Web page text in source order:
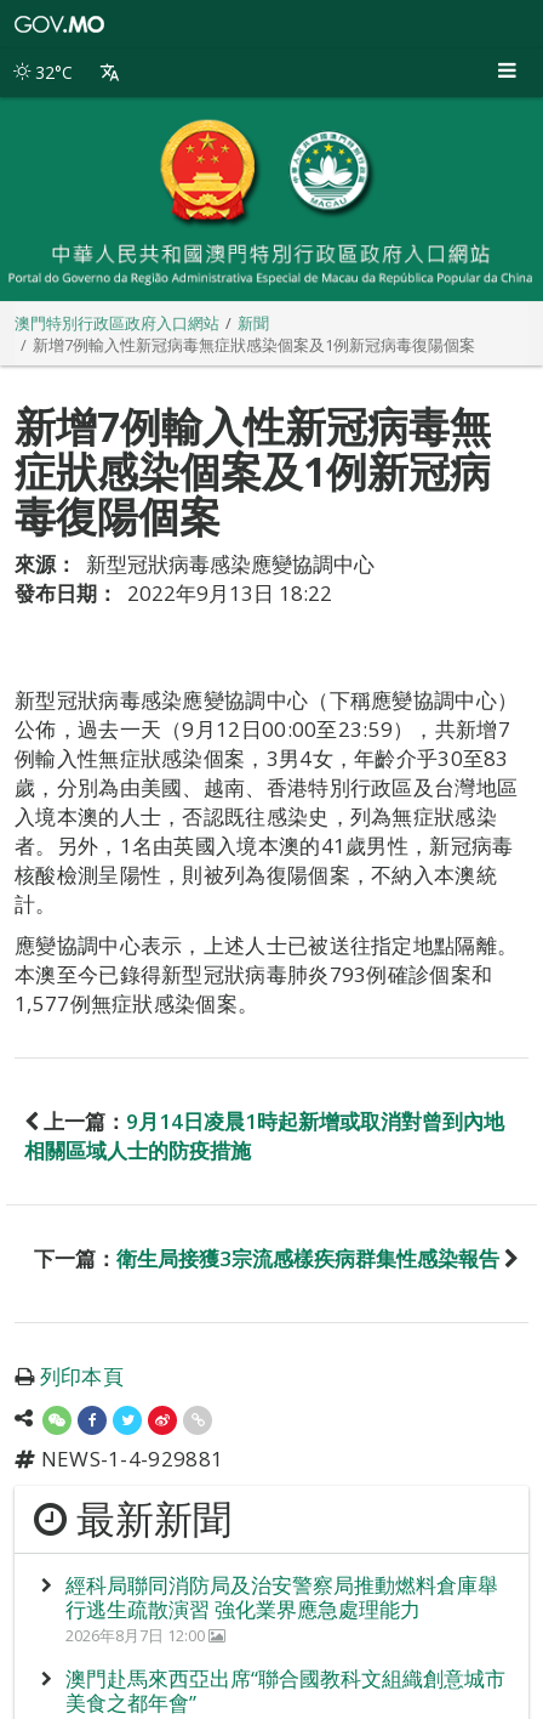
別
32°C
澳門特別行政區政府入口網站
新聞
新增7例輸入性新冠病毒無症狀感染個案及1例新冠病毒復陽個案
新增7例輸入性新冠病毒無
症狀感染個案及1例新冠病
毒復陽個案
來源：
新型冠狀病毒感染應變協調中心
發布日期：
2022年9月13日 18:22
新型冠狀病毒感染應變協調中心（下稱應變協調中心）
公佈，過去一天（9月12日00:00至23:59），共新增7
例輸入性無症狀感染個案，3男4女，年齡介乎30至83
歲，分別為由美國、越南、香港特別行政區及台灣地區
入境本澳的人士，否認既往感染史，列為無症狀感染
者。另外，1名由英國入境本澳的41歲男性，新冠病毒
核酸檢測呈陽性，則被列為復陽個案，不納入本澳統
計。
應變協調中心表示，上述人士已被送往指定地點隔離。
本澳至今已錄得新型冠狀病毒肺炎793例確診個案和
1,577例無症狀感染個案。
上一篇： 9月14日凌晨1時起新增或取消對曾到內地
相關區域人士的防疫措施
下一篇： 衛生局接獲3宗流感樣疾病群集性感染報告
列印本頁
NEWS-1-4-929881
最新新聞
經科局聯同消防局及治安警察局推動燃料倉庫舉
行逃生疏散演習 強化業界應急處理能力
2026年8月7日 12:00
澳門赴馬來西亞出席“聯合國教科文組織創意城市
美食之都年會”